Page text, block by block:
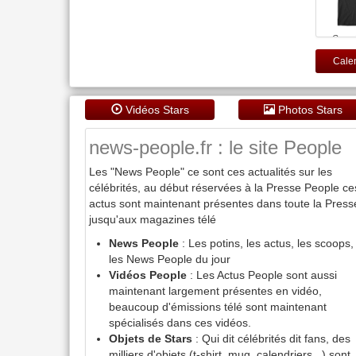
by
Fan
original ?
pour
-
Vidéos Stars Photos Stars
news-people.fr : le site People
Les "News People" ce sont ces actualités sur les
célébrités, au début réservées à la Presse People
actus sont maintenant présentes dans toute la
jusqu'aux magazines télé
News People : Les potins, les actus, les scoops,
les News People du jour
Vidéos People : Les Actus People sont aussi
maintenant largement présentes en vidéo,
beaucoup d'émissions télé sont maintenant
spécialisés dans ces vidéos.
Objets de Stars : Qui dit célébrités dit fans, des